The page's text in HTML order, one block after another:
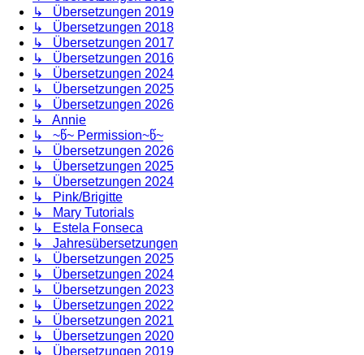
↳ Übersetzungen 2019
↳ Übersetzungen 2018
↳ Übersetzungen 2017
↳ Übersetzungen 2016
↳ Übersetzungen 2024
↳ Übersetzungen 2025
↳ Übersetzungen 2026
↳ Annie
↳ ~წ~ Permission~წ~
↳ Übersetzungen 2026
↳ Übersetzungen 2025
↳ Übersetzungen 2024
↳ Pink/Brigitte
↳ Mary Tutorials
↳ Estela Fonseca
↳ Jahresübersetzungen
↳ Übersetzungen 2025
↳ Übersetzungen 2024
↳ Übersetzungen 2023
↳ Übersetzungen 2022
↳ Übersetzungen 2021
↳ Übersetzungen 2020
↳ Übersetzungen 2019